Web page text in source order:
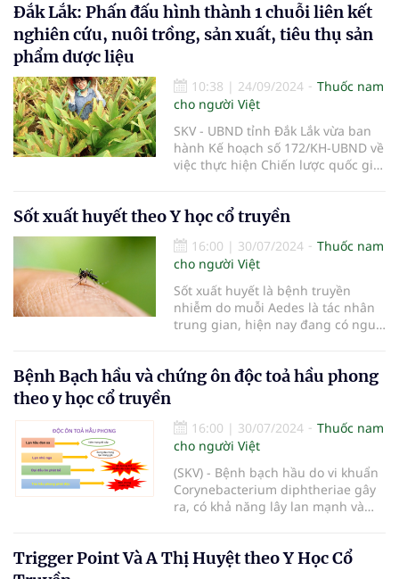
Đắk Lắk: Phấn đấu hình thành 1 chuỗi liên kết
nghiên cứu, nuôi trồng, sản xuất, tiêu thụ sản
phẩm dược liệu
10:38 | 24/09/2024
Thuốc nam
cho người Việt
SKV - UBND tỉnh Đắk Lắk vừa ban
hành Kế hoạch số 172/KH-UBND về
việc thực hiện Chiến lược quốc gia
năm 2045 tỉnh Đắk Lắk.
Sốt xuất huyết theo Y học cổ truyền
16:00 | 30/07/2024
Thuốc nam
cho người Việt
Sốt xuất huyết là bệnh truyền
nhiễm do muỗi Aedes là tác nhân
trung gian, hiện nay đang có nguy
đặc trưng của mùa Hạ. Đa phần
nặng. Thông qua dấu hiệu cảnh
báo nguy hiểm là giai đoạn phải xử
trí kịp thời tránh gây hậu quả
không tốt. Do chưa có vắc-xin dự
phòng và thuốc đặc hiệu nên điều
trị triệu chứng và phòng cắt đường
Bệnh Bạch hầu và chứng ôn độc toả hầu phong
theo y học cổ truyền
16:00 | 30/07/2024
Thuốc nam
cho người Việt
(SKV) - Bệnh bạch hầu do vi khuẩn
Corynebacterium diphtheriae gây
ra, có khả năng lây lan mạnh và
tỷ lệ tử vong chiếm 2-5% các ca bị
Trigger Point Và A Thị Huyệt theo Y Học Cổ